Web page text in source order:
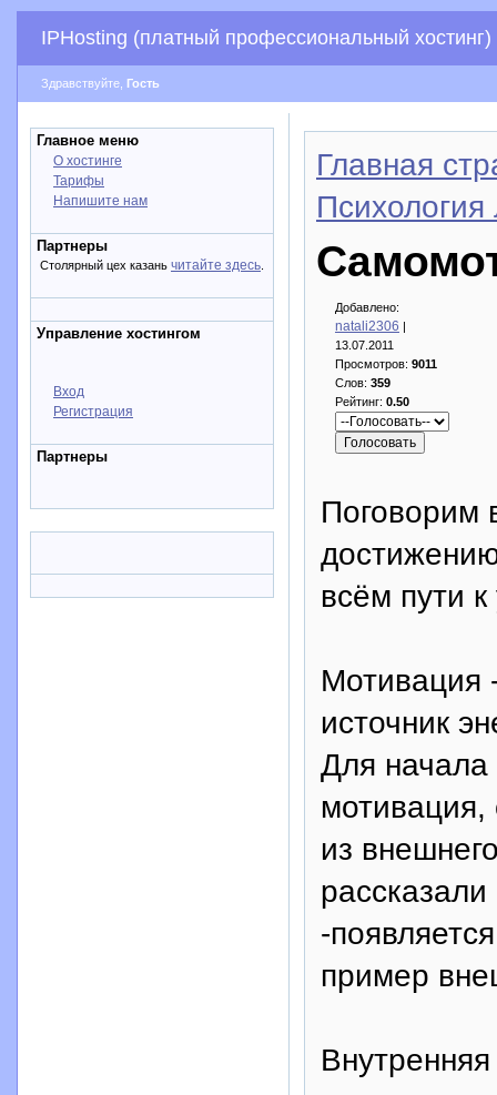
IPHosting (платный профессиональный хостинг)
Здравствуйте, Гость
Главное меню
О хостинге
Тарифы
Напишите нам
Партнеры
Столярный цех казань читайте здесь
Управление хостингом
Вход
Регистрация
Партнеры
Главная
Психология
Добавлено:
natali2306 |
13.07.2011
Просмотров: 9011
Слов: 359
Рейтинг: 0.50
Поговорим
всём пути к
Мотивация
источник
Для начала
мотивация,
из
-
пример